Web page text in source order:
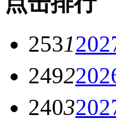
2531
2492
2403